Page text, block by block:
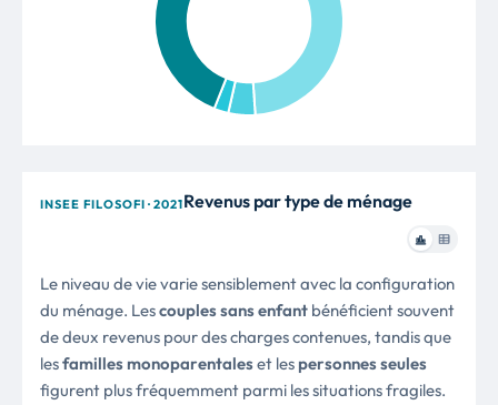
INSEE FILOSOFI · 2021Revenus par type de ménage
Le niveau de vie varie sensiblement avec la configuration
du ménage. Lescouples sans enfant bénéficient souvent
de deux revenus pour des charges contenues, tandis que
lesfamilles monoparentaleset lespersonnes seules
figurent plus fréquemment parmi les situations fragiles.